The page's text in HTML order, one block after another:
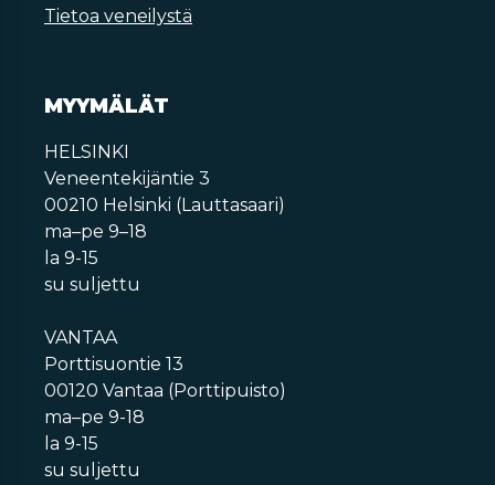
Tietoa veneilystä
MYYMÄLÄT
HELSINKI
Veneentekijäntie 3
00210 Helsinki (Lauttasaari)
ma–pe 9–18
la 9-15
su suljettu
VANTAA
Porttisuontie 13
00120 Vantaa (Porttipuisto)
ma–pe 9-18
la 9-15
su suljettu